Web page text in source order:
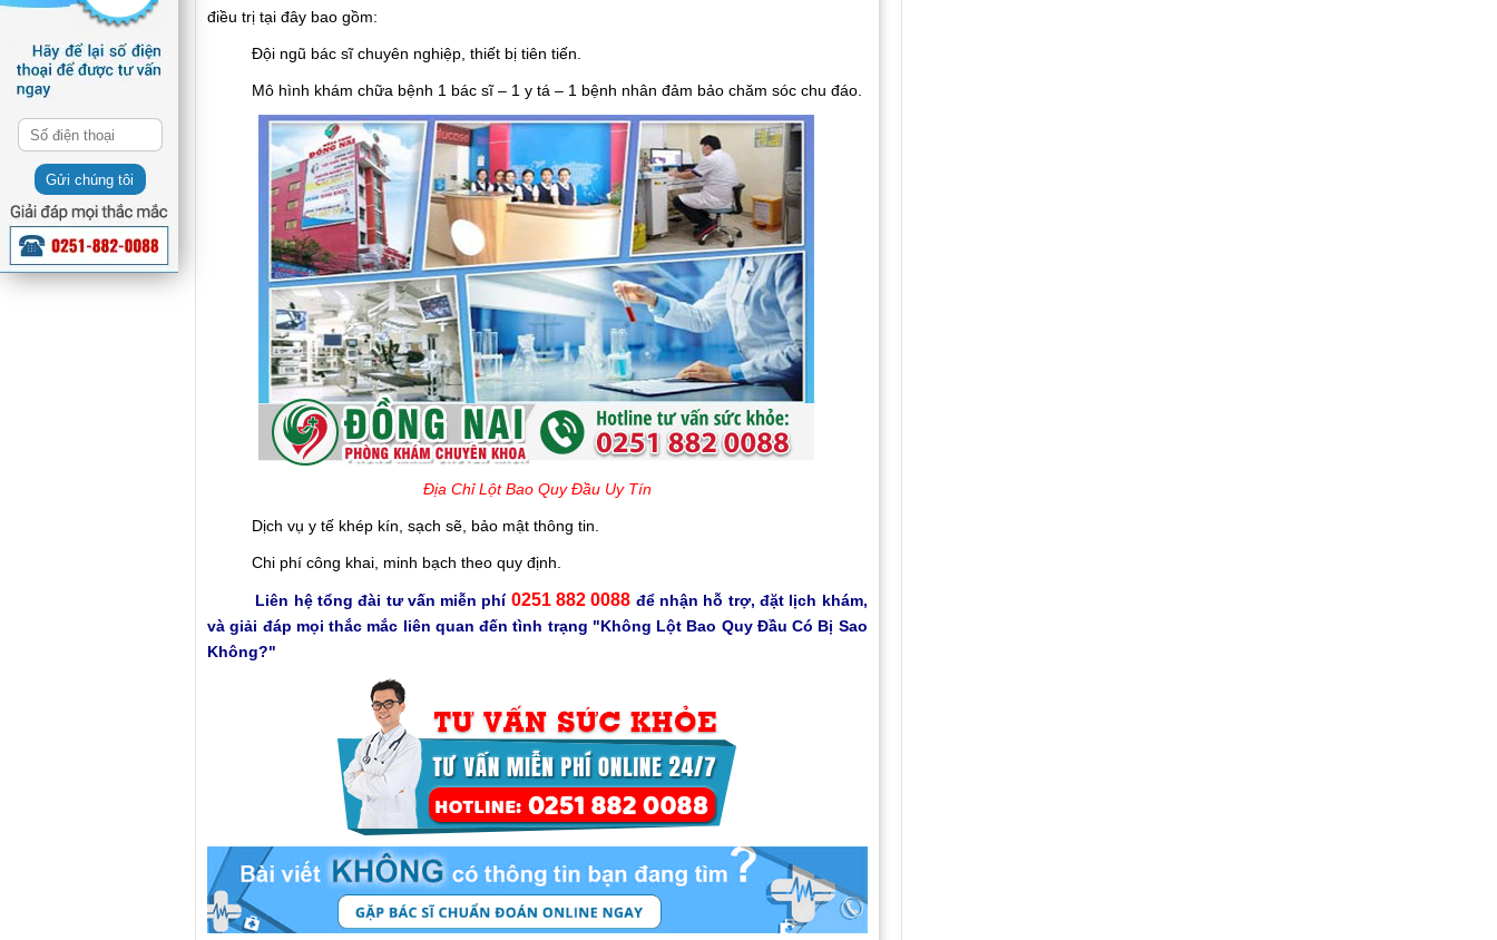
điều trị tại đây bao gồm:
Đội ngũ bác sĩ chuyên nghiệp, thiết bị tiên tiến.
Mô hình khám chữa bệnh 1 bác sĩ – 1 y tá – 1 bệnh nhân đảm bảo chăm sóc chu đáo.
Địa Chỉ Lột Bao Quy Đầu Uy Tín
Dịch vụ y tế khép kín, sạch sẽ, bảo mật thông tin.
Chi phí công khai, minh bạch theo quy định.
Liên hệ tổng đài tư vấn miễn phí 0251 882 0088 để nhận hỗ trợ, đặt lịch khám,
và giải đáp mọi thắc mắc liên quan đến tình trạng "Không Lột Bao Quy Đầu Có Bị Sao
Không?"
Gửi chúng tôi